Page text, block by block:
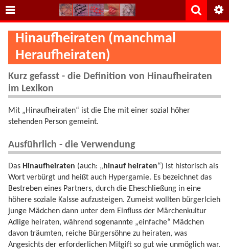
Hinaufheiraten (manchmal
Heraufheiraten)
Kurz gefasst - die Definition von Hinaufheiraten
im Lexikon
Mit „Hinaufheiraten“ ist die Ehe mit einer sozial höher
stehenden Person gemeint.
Ausführlich - die Verwendung
Das Hinaufheiraten (auch: „hinauf heiraten“) ist historisch als
Wort verbürgt und heißt auch Hypergamie. Es bezeichnet das
Bestreben eines Partners, durch die Eheschließung in eine
höhere soziale Kalsse aufzusteigen. Zumeist wollten bürgerlcieh
junge Mädchen dann unter dem Einfluss der Märchenkultur
Adlige heiraten, während sogenannte „einfache“ Mädchen
davon träumten, reiche Bürgersöhne zu heiraten, was
Angesichts der erforderlichen Mitgift so gut wie unmöglich war.